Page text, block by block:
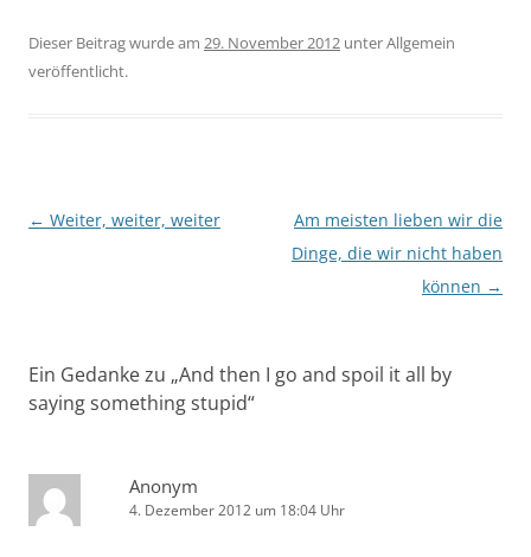
Dieser Beitrag wurde am 29. November 2012 unter Allgemein
veröffentlicht.
Beitragsnavigation
← Weiter, weiter, weiter
Am meisten lieben wir die
Dinge, die wir nicht haben
können →
Ein Gedanke zu „And then I go and spoil it all by
saying something stupid“
Anonym
4. Dezember 2012 um 18:04 Uhr